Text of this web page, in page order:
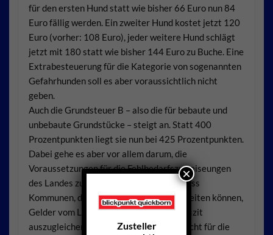
für den ersten Hund statt wie bisher 66 Euro nun 84
Euro fällig werden. Ein zweiter Hund kostet jetzt 120
Euro (vorher: 108 Euro), jeder weitere Hund schlägt
jetzt mit 180 statt wie bisher 144 Euro zu Buche. Eine
Extrabesteuerung für die Kategorie von sogenannten
Gefahrhunden soll es aber voraussichtlich nicht
geben.
Auch die Grundsteuer B – also die für bebaute und
unbebaute Grundstücke – steigt an. Statt 400
Prozentpunkten liegt sie nun bei 425 Prozentpunkten.
Dabei gehe es aber vor allem darum, die
Voraussetzungen für die Fehlbedarfszuweiseungen
des Landes zu schaffen. Das bedeutet, dass
Kommunen, die nicht kostendeckend arbeiten können,
Gelder vom Land bekommen, um das Defizit
auszugleichen. Die Erhöhungen gelten nicht für die
Zusteller
×